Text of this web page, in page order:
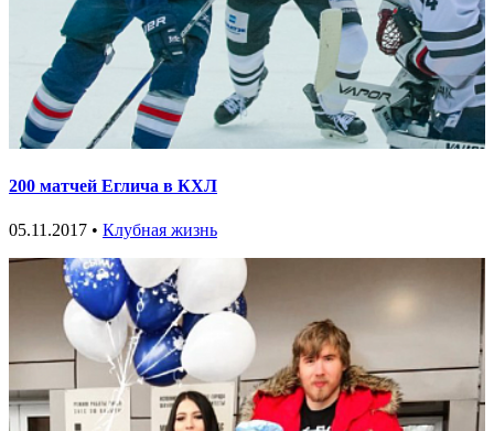
200 матчей Еглича в КХЛ
05.11.2017 • Клубная жизнь